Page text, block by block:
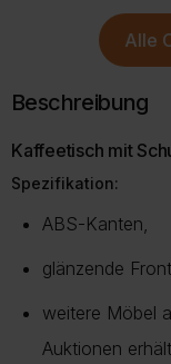
Alle
Beschreibung
Kaffeetisch mit
Spezifikation:
ABS-Kanten,
glänzende
weitere Möbel
Auktionen